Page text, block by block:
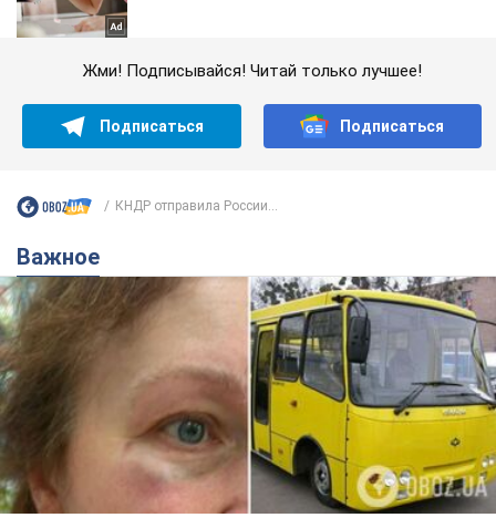
Жми! Подписывайся! Читай только лучшее!
Подписаться Подписаться
КНДР отправила России...
Важное